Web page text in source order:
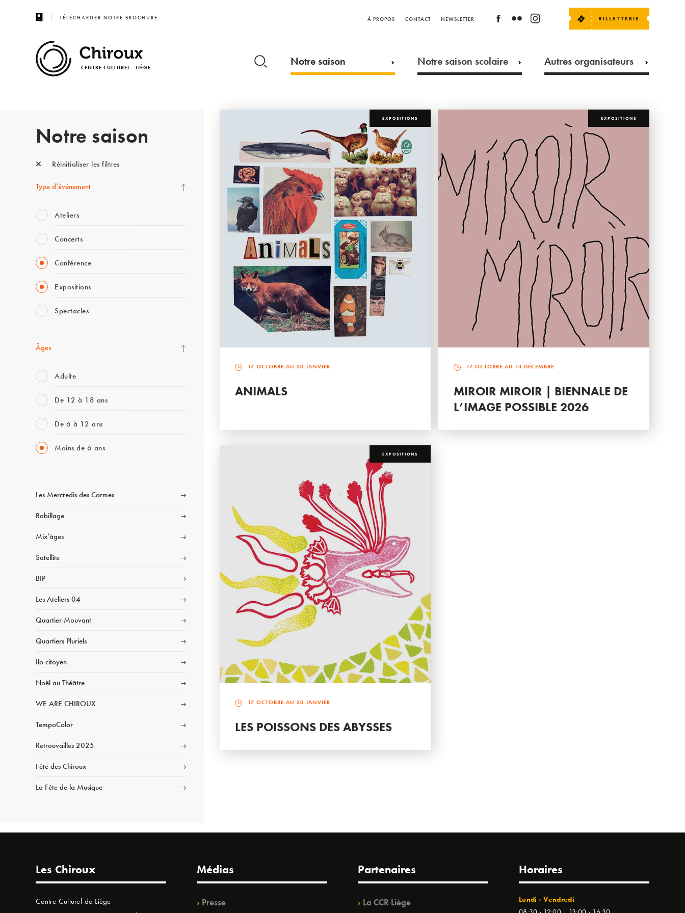
TÉLÉCHARGER NOTRE BROCHURE À PROPOS CONTACT NEWSLETTER
CENTRE CULTUREL - LIÈGE Notre saison Notre saison scolaire Autres organisateurs
Notre saison
Réinitialiser les filtres
Type d’événement
Ateliers
Concerts
Conférence
Expositions
Spectacles
Âges
Adulte
De 12 à 18 ans
De 6 à 12 ans
Moins de 6 ans
Les Mercredis des Carmes
Babillage
Mix’âges
Satellite
BIP
Les Ateliers 04
Quartier Mouvant
Quartiers Pluriels
Ilo citoyen
Noël au Théâtre
WE ARE CHIROUX
TempoColor
Retrouvailles 2025
Fête des Chiroux
La Fête de la Musique
EXPOSITIONS
17 OCTOBRE AU 30 JANVIER
ANIMALS
EXPOSITIONS
17 OCTOBRE AU 13 DÉCEMBRE
MIROIR MIROIR | BIENNALE DE
L’IMAGE POSSIBLE 2026
EXPOSITIONS
17 OCTOBRE AU 30 JANVIER
LES POISSONS DES ABYSSES
Les Chiroux
Centre Culturel de Liège
Médias
Presse
Partenaires
La CCR Liège
Horaires
Lundi › Vendredi